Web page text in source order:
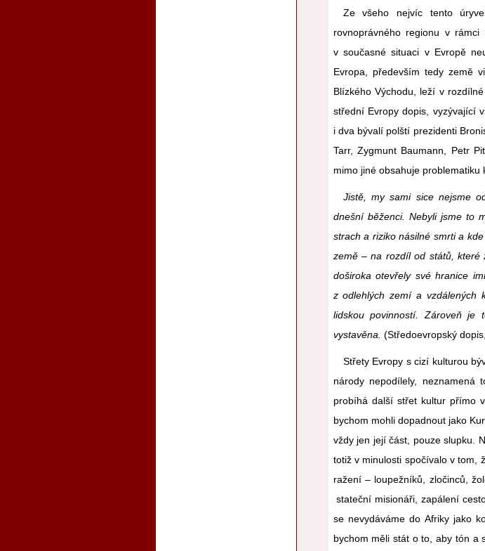
Ze všeho nejvíc tento
rovnoprávného regionu v
v současné situaci v Evropě
Evropa, především tedy země
Blízkého Východu, leží v
střední Evropy dopis, vyzývající
i dva bývalí polští prezidenti
Tarr, Zygmunt Baumann, Petr
mimo jiné obsahuje problematiku
Jistě, my sami sice nejsme
dnešní běženci. Nebyli jsme to
strach a riziko násilné smrti a
země – na rozdíl od států, které
doširoka otevřely své hranice
z odlehlých zemí a vzdálených
lidskou povinností. Zároveň je
vystavěna. (Středoevropský
Střety Evropy s cizí kulturou
národy nepodílely,
probíhá další střet kultur přímo
bychom mohli dopadnout jako
vždy jen její část, pouze slupku.
totiž v minulosti spočívalo v tom,
ražení – loupežníků, zločinců,
stateční misionáři, zapálení
se nevydáváme do Afriky jako
bychom měli stát o to, aby tón a